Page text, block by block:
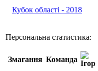
Кубок області - 2018
Персональна статистика:
Змагання Команда